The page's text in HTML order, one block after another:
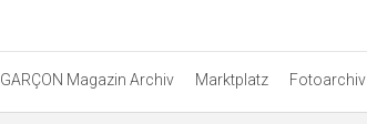
GARÇON Magazin Archiv Marktplatz Fotoarchiv